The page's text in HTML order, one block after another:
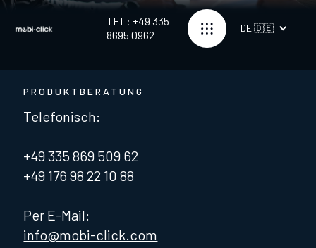
TEL: +49 335
8695 0962
DE 🇩🇪
PRODUKTBERATUNG
Telefonisch:
+49 335 869 509 62
+49 176 98 22 10 88
Per E-Mail:
info@mobi-click.com